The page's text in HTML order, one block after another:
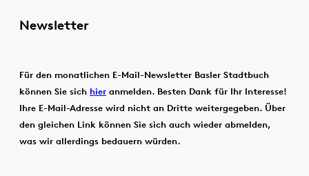
Newsletter
Für den monatlichen E-Mail-Newsletter Basler Stadtbuch
können Sie sich hier anmelden. Besten Dank für Ihr Interesse!
Ihre E-Mail-Adresse wird nicht an Dritte weitergegeben. Über
den gleichen Link können Sie sich auch wieder abmelden,
was wir allerdings bedauern würden.